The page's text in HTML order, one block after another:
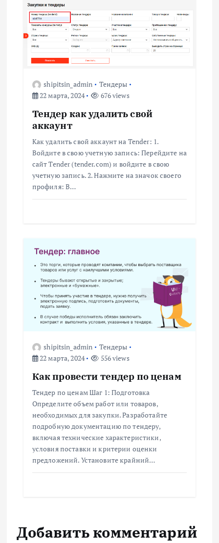
ц
и
shipitsin_admin
Тендеры
22 марта, 2024
676 views
Тендер как удалить свой
аккаунт
Как удалить свой аккаунт на Tender: 1.
Войдите в свою учетную запись: Перейдите на
сайт Tender (tender.com) и войдите в свою
учетную запись. 2. Нажмите на значок своего
профиля: В…
shipitsin_admin
Тендеры
22 марта, 2024
556 views
Как провести тендер по ценам
Тендер по ценам Шаг 1: Подготовка
Определите объем работ или товаров,
необходимых для закупки. Разработайте
подробную документацию по тендеру,
включая технические характеристики,
условия поставки и критерии оценки
предложений. Установите крайний…
Добавить комментарий